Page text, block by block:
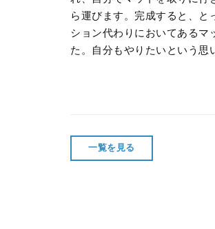
ら運びます。完成すると、と
ション代わりにおいてあるマ
た。自分もやりたいという思
一覧を見る